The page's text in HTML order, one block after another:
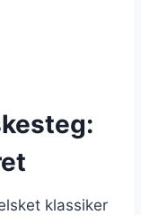
klassiker